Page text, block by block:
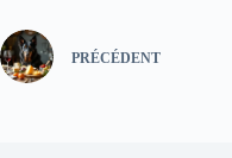
PRÉCÉDENT